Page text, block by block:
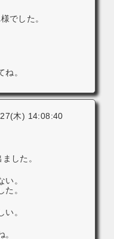
でした。
。
木) 14:08:40
した。
。
。
。